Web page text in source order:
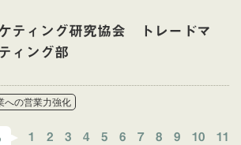
ティング研究協会 トレードマ
ィング部
1 2 3 4 5 6 7 8 9 10 11
への営業力強化